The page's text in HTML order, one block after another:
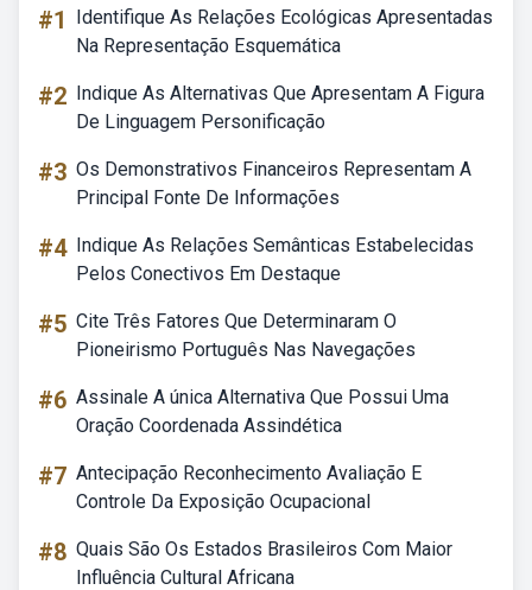
#1
Identifique As Relações Ecológicas Apresentadas
Na Representação Esquemática
#2 Indique As Alternativas Que Apresentam A Figura
De Linguagem Personificação
#3 Os Demonstrativos Financeiros Representam A
Principal Fonte De Informações
#4 Indique As Relações Semânticas Estabelecidas
Pelos Conectivos Em Destaque
#5 Cite Três Fatores Que Determinaram O
Pioneirismo Português Nas Navegações
#6 Assinale A única Alternativa Que Possui Uma
Oração Coordenada Assindética
#7 Antecipação Reconhecimento Avaliação E
Controle Da Exposição Ocupacional
#8 Quais São Os Estados Brasileiros Com Maior
Influência Cultural Africana